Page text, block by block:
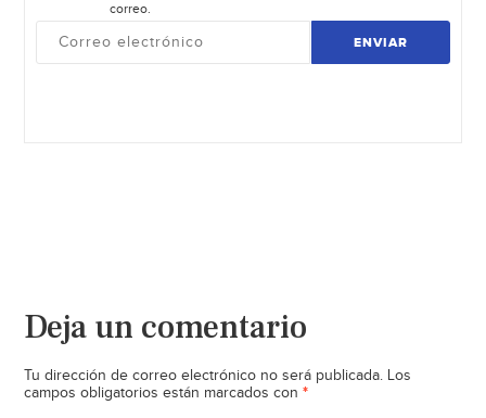
correo.
ENVIAR
Deja un comentario
Tu dirección de correo electrónico no será publicada. Los
campos obligatorios están marcados con *